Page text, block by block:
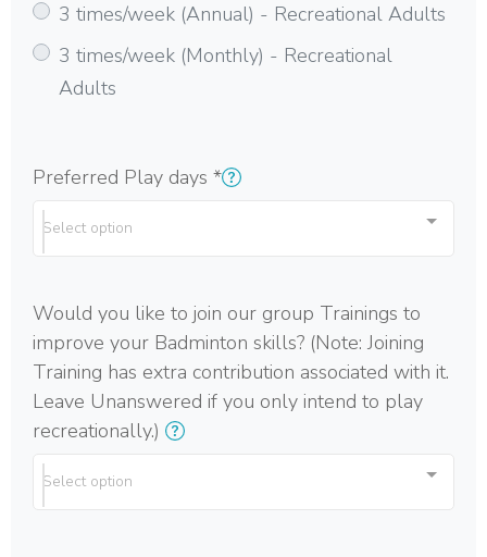
3 times/week (Annual) - Recreational Adults
3 times/week (Monthly) - Recreational
Adults
Preferred Play days *
Select option
Would you like to join our group Trainings to
improve your Badminton skills? (Note: Joining
Training has extra contribution associated with it.
Leave Unanswered if you only intend to play
recreationally.)
Select option